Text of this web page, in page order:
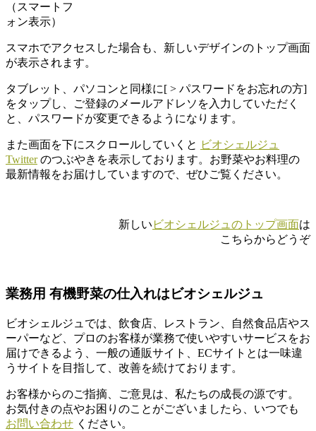
（スマートフ
ォン表示）
スマホでアクセスした場合も、新しいデザインのトップ画面
が表示されます。
タブレット、パソコンと同様に[ > パスワードをお忘れの方]
をタップし、ご登録のメールアドレソを入力していただく
と、パスワードが変更できるようになります。
また画面を下にスクロールしていくと ビオシェルジュ
Twitterのつぶやきを表示しております。お野菜やお料理の
最新情報をお届けしていますので、ぜひご覧ください。
新しい ビオシェルジュのトップ画面は
こちらからどうぞ
業務用 有機野菜の仕入れはビオシェルジュ
ビオシェルジュでは、飲食店、レストラン、自然食品店やス
ーパーなど、プロのお客様が業務で使いやすいサービスをお
届けできるよう、一般の通販サイト、ECサイトとは一味違
うサイトを目指して、改善を続けております。
お客様からのご指摘、ご意見は、私たちの成長の源です。
お気付きの点やお困りのことがございましたら、いつでも
お問い合わせ ください。